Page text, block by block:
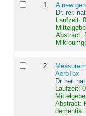
1
A new
Dr. rer.
Laufzeit:
Abstract:
2.
AeroTox
Dr. rer.
Laufzeit:
Abstract:
dementia.